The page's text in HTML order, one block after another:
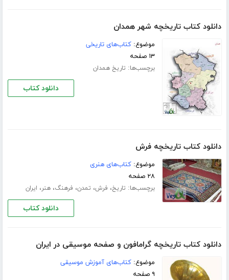
دانلود کتاب تاریخچه شهر همدان
موضوع:کتاب‌های تاریخی
۱۳ صفحه
برچسب‌ها: تاریخ همدان
دانلود کتاب
دانلود کتاب تاریخچه فرش
موضوع:کتاب‌های هنری
۲۸ صفحه
برچسب‌ها: تاریخ، فرش، تمدن، فرهنگ،هنر، ایران
دانلود کتاب
دانلود کتاب تاریخچه گرامافون و صفحه موسیقی در ایران
موضوع:کتاب‌های آموزش موسیقی
۹ صفحه